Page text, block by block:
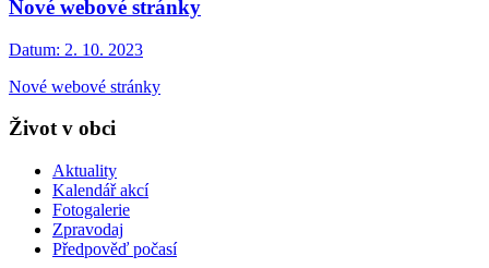
Nové webové stránky
Datum: 2. 10. 2023
Nové webové stránky
Život v obci
Aktuality
Kalendář akcí
Fotogalerie
Zpravodaj
Předpověď počasí